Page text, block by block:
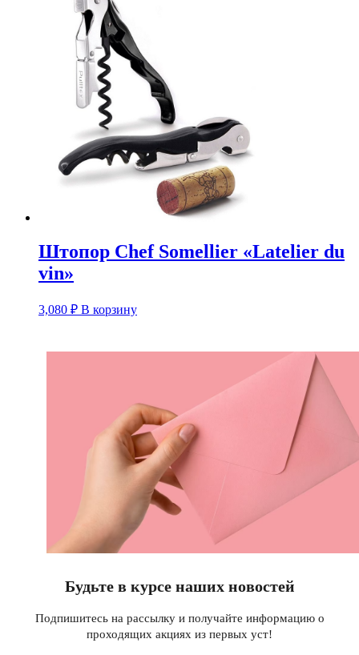
Штопор Chef Somellier «Latelier du
vin»
3,080 ₽ В корзину
Будьте в курсе наших новостей
Подпишитесь на рассылку и получайте информацию о
проходящих акциях из первых уст!